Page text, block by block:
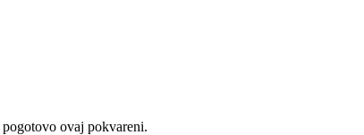
ovaj pokvareni.